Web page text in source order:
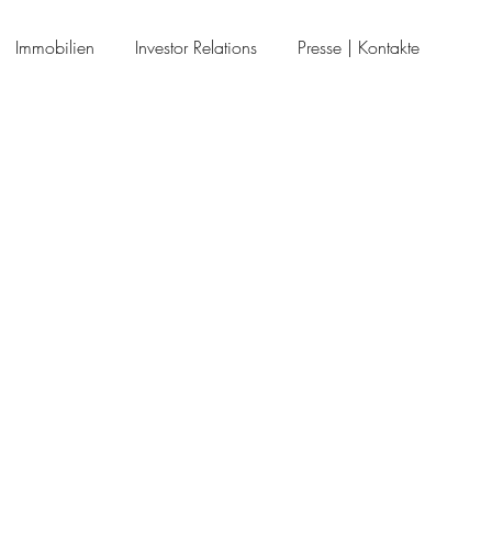
Immobilien Investor Relations Presse | Kontakte